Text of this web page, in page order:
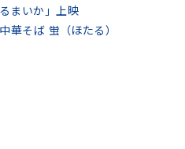
まいか」上映
華そば 蛍（ほたる）